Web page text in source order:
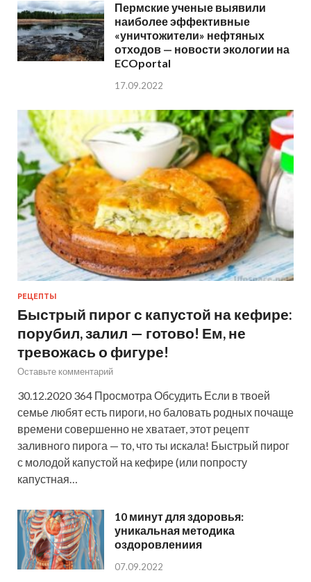
Пермские ученые выявили
наиболее эффективные
«уничтожители» нефтяных
отходов — новости экологии на
ECOportal
17.09.2022
РЕЦЕПТЫ
Быстрый пирог с капустой на кефире:
порубил, залил — готово! Ем, не
тревожась о фигуре!
Оставьте комментарий
30.12.2020 364 Просмотра Обсудить Если в твоей
семье любят есть пироги, но баловать родных почаще
времени совершенно не хватает, этот рецепт
заливного пирога — то, что ты искала! Быстрый пирог
с молодой капустой на кефире (или попросту
капустная…
10 минут для здоровья:
уникальная методика
оздоровлениия
07.09.2022